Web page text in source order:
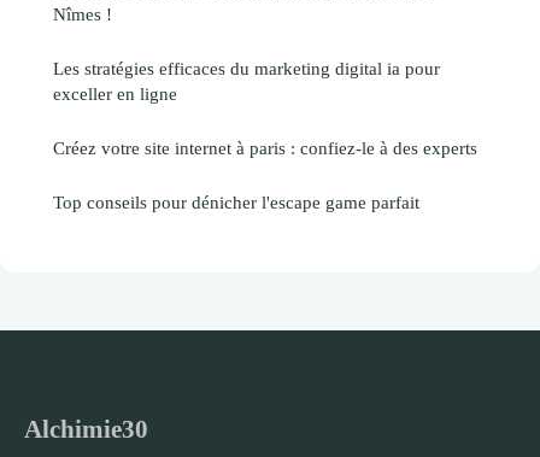
Nîmes !
Les stratégies efficaces du marketing digital ia pour
exceller en ligne
Créez votre site internet à paris : confiez-le à des experts
Top conseils pour dénicher l'escape game parfait
Alchimie30